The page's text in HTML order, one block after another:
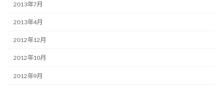
2013年7月
2013年4月
2012年12月
2012年10月
2012年9月